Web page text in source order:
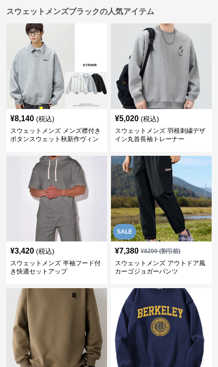
スウェットメンズブラックの人気アイテム
¥8,140 (税込)
スウェットメンズ メンズ襟付き
ボタンスウェット秋新作ヴィン
¥5,020 (税込)
スウェットメンズ 羽根刺繍デザ
イン丸首長袖トレーナー
¥3,420 (税込)
スウェットメンズ 半袖フード付
き快適セットアップ
SALE
¥7,380 ¥8200(割引前)
スウェットメンズ アウトドア風
カーゴジョガーパンツ